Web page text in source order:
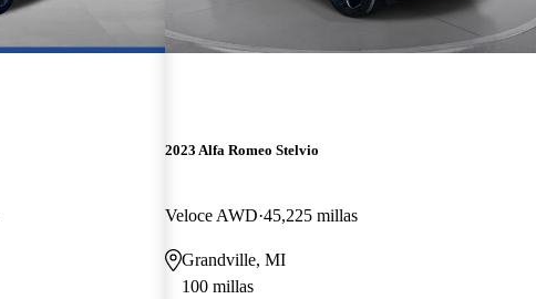
2023 Alfa Romeo Stelvio
Veloce AWD 45,225 millas
Grandville, MI
100 millas